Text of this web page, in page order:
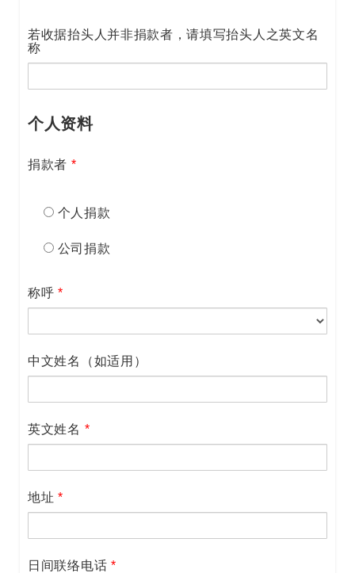
若收据抬头人并非捐款者，请填写抬头人之英文名
称
个人资料
捐款者 *
个人捐款
公司捐款
称呼 *
中文姓名（如适用）
英文姓名 *
地址*
日间联络电话 *